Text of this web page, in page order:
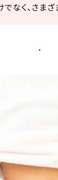
でなく、さま